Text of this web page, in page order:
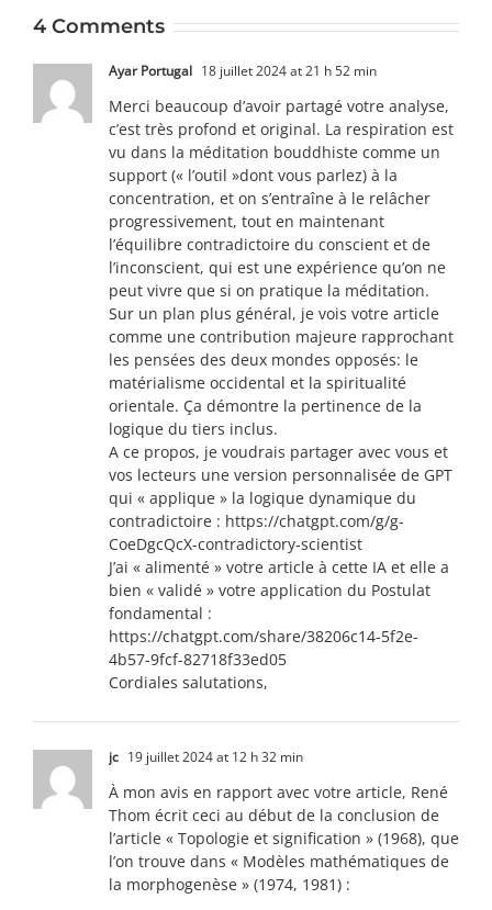
4 Comments
Ayar Portugal 18 juillet 2024 at 21 h 52 min
Merci beaucoup d’avoir partagé votre analyse,
c’est très profond et original. La respiration est
vu dans la méditation bouddhiste comme un
support (« l’outil »dont vous parlez) à la
concentration, et on s’entraîne à le relâcher
progressivement, tout en maintenant
l’équilibre contradictoire du conscient et de
l’inconscient, qui est une expérience qu’on ne
peut vivre que si on pratique la méditation.
Sur un plan plus général, je vois votre article
comme une contribution majeure rapprochant
les pensées des deux mondes opposés: le
matérialisme occidental et la spiritualité
orientale. Ça démontre la pertinence de la
logique du tiers inclus.
A ce propos, je voudrais partager avec vous et
vos lecteurs une version personnalisée de GPT
qui « applique » la logique dynamique du
contradictoire : https://chatgpt.com/g/g-
CoeDgcQcX-contradictory-scientist
J’ai « alimenté » votre article à cette IA et elle a
bien « validé » votre application du Postulat
fondamental :
https://chatgpt.com/share/38206c14-5f2e-
4b57-9fcf-82718f33ed05
Cordiales salutations,
jc 19 juillet 2024 at 12 h 32 min
À mon avis en rapport avec votre article, René
Thom écrit ceci au début de la conclusion de
l’article « Topologie et signification » (1968), que
l’on trouve dans « Modèles mathématiques de
la morphogenèse » (1974, 1981) :